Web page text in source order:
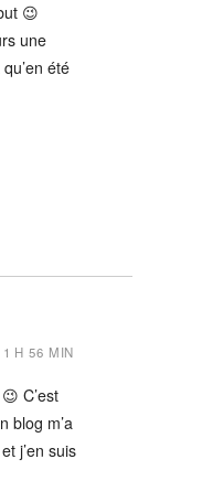
😉
une
été
H 56 MIN
C’est
blog m’a
j’en suis